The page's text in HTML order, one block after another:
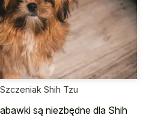
Szczeniak Shih Tzu
są niezbędne dla Shih